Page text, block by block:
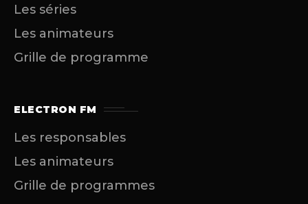
Les séries
Les animateurs
Grille de programme
ELECTRON FM
Les responsables
Les animateurs
Grille de programmes